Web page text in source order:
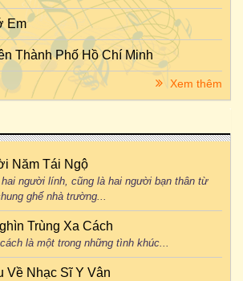
Em
Thành Phố Hồ Chí Minh
Xem thêm
Năm Tái Ngộ
người lính, cũng là hai người bạn thân từ
ghế nhà trường...
Trùng Xa Cách
là một trong những tình khúc...
Về Nhạc Sĩ Y Vân